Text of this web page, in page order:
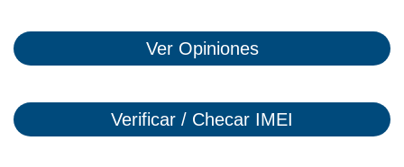
Ver Opiniones
Verificar / Checar IMEI